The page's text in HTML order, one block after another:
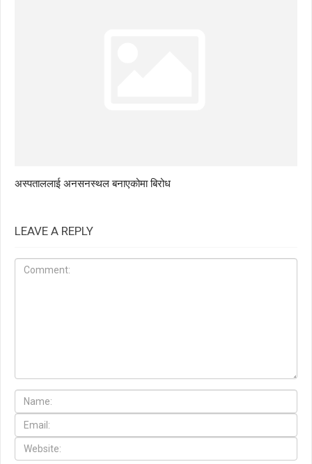
अस्पताललाई अनसनस्थल बनाएकोमा बिरोध
LEAVE A REPLY